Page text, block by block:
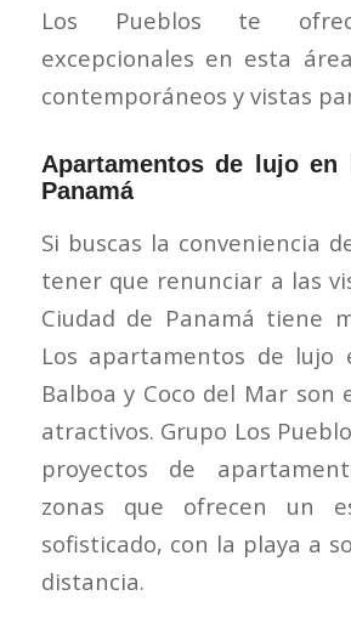
Los Pueblos te
excepcionales en esta
contemporáneos y vistas
Apartamentos de lujo en
Panamá
Si buscas la conveniencia
tener que renunciar a las
Ciudad de Panamá tiene
Los apartamentos de lujo
Balboa y Coco del Mar son
atractivos. Grupo Los
proyectos de
zonas que ofrecen un
sofisticado, con la playa a
distancia.